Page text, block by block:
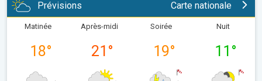
Prévisions Carte nationale
Matinée
18°
Après-midi
21 °
Soirée
19°
Nuit
11 °